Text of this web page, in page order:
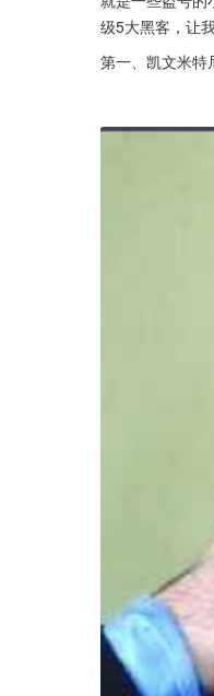
级5大黑客，让
第一、凯文米特